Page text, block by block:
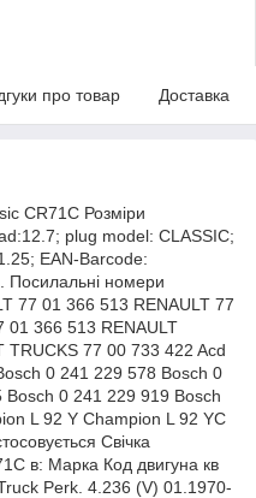
про товар Доставка
CR71C Розміри
plug model: CLASSIC;
EAN-Barcode:
номери
77 01 366 513 RENAULT 77
01 366 513 RENAULT
TRUCKS 77 00 733 422 Acd
0 241 229 578 Bosch 0
0 241 229 919 Bosch
L 92 Y Champion L 92 YC
Свічка
в: Марка Код двигуна кв
Perk. 4.236 (V) 01.1970-